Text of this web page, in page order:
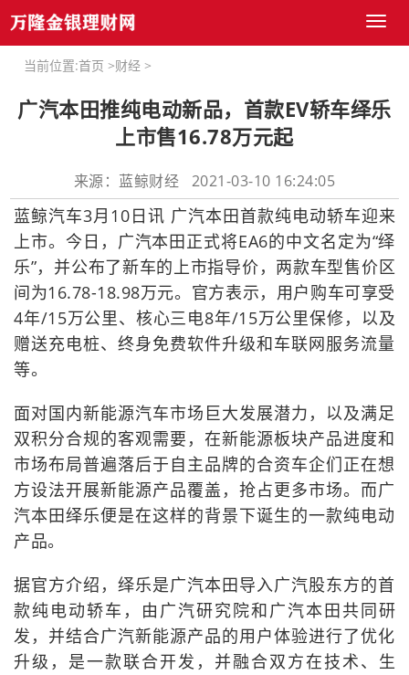
Toggle
当前位置:首页 >财经 >
广汽本田推纯电动新品，首款EV轿车绎乐
上市售16.78万元起
来源：蓝鲸财经 2021-03-10 16:24:05
蓝鲸汽车3月10日讯 广汽本田首款纯电动轿车迎来
上市。今日，广汽本田正式将EA6的中文名定为“绎
乐”，并公布了新车的上市指导价，两款车型售价区
间为16.78-18.98万元。官方表示，用户购车可享受
4年/15万公里、核心三电8年/15万公里保修，以及
赠送充电桩、终身免费软件升级和车联网服务流量
等。
面对国内新能源汽车市场巨大发展潜力，以及满足
双积分合规的客观需要，在新能源板块产品进度和
市场布局普遍落后于自主品牌的合资车企们正在想
方设法开展新能源产品覆盖，抢占更多市场。而广
汽本田绎乐便是在这样的背景下诞生的一款纯电动
产品。
据官方介绍，绎乐是广汽本田导入广汽股东方的首
款纯电动轿车，由广汽研究院和广汽本田共同研
发，并结合广汽新能源产品的用户体验进行了优化
升级，是一款联合开发，并融合双方在技术、生